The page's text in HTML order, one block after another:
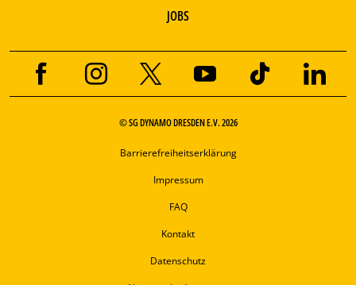
JOBS
© SG DYNAMO DRESDEN E.V. 2026
Barrierefreiheitserklärung
Impressum
FAQ
Kontakt
Datenschutz